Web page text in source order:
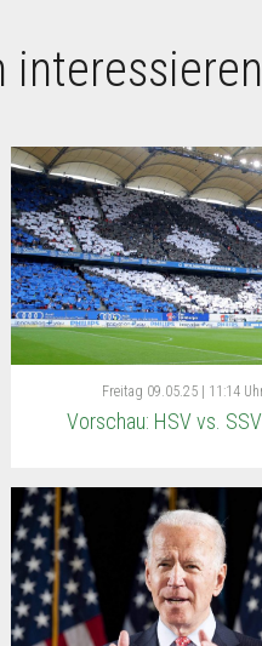
Freitag 09.05.25 | 11:14
Vorschau: HSV vs.